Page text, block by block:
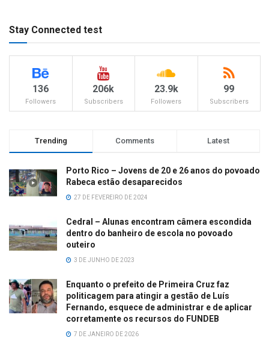
Stay Connected test
136
Followers
206k
Subscribers
23.9k
Followers
99
Subscribers
Trending Comments Latest
Porto Rico – Jovens de 20 e 26 anos do povoado
Rabeca estão desaparecidos
27 DE FEVEREIRO DE 2024
Cedral – Alunas encontram câmera escondida
dentro do banheiro de escola no povoado
outeiro
3 DE JUNHO DE 2023
Enquanto o prefeito de Primeira Cruz faz
politicagem para atingir a gestão de Luís
Fernando, esquece de administrar e de aplicar
corretamente os recursos do FUNDEB
7 DE JANEIRO DE 2026